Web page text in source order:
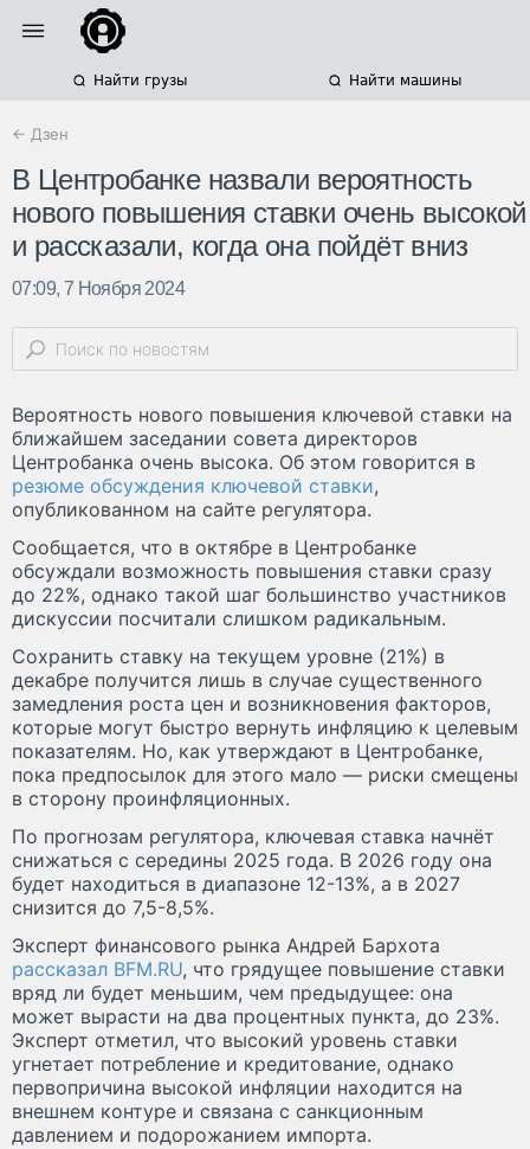
Найти грузы Найти машины
← Дзен
В Центробанке назвали вероятность
нового повышения ставки очень высокой
и рассказали, когда она пойдёт вниз
07:09, 7 Ноября 2024
Вероятность нового повышения ключевой ставки на
ближайшем заседании совета директоров
Центробанка очень высока. Об этом говорится в
резюме обсуждения ключевой ставки,
опубликованном на сайте регулятора.
Сообщается, что в октябре в Центробанке
обсуждали возможность повышения ставки сразу
до 22%, однако такой шаг большинство участников
дискуссии посчитали слишком радикальным.
Сохранить ставку на текущем уровне (21%) в
декабре получится лишь в случае существенного
замедления роста цен и возникновения факторов,
которые могут быстро вернуть инфляцию к целевым
показателям. Но, как утверждают в Центробанке,
пока предпосылок для этого мало — риски смещены
в сторону проинфляционных.
По прогнозам регулятора, ключевая ставка начнёт
снижаться с середины 2025 года. В 2026 году она
будет находиться в диапазоне 12-13%, а в 2027
снизится до 7,5-8,5%.
Эксперт финансового рынка Андрей Бархота
рассказал BFM.RU, что грядущее повышение ставки
вряд ли будет меньшим, чем предыдущее: она
может вырасти на два процентных пункта, до 23%.
Эксперт отметил, что высокий уровень ставки
угнетает потребление и кредитование, однако
первопричина высокой инфляции находится на
внешнем контуре и связана с санкционным
давлением и подорожанием импорта.